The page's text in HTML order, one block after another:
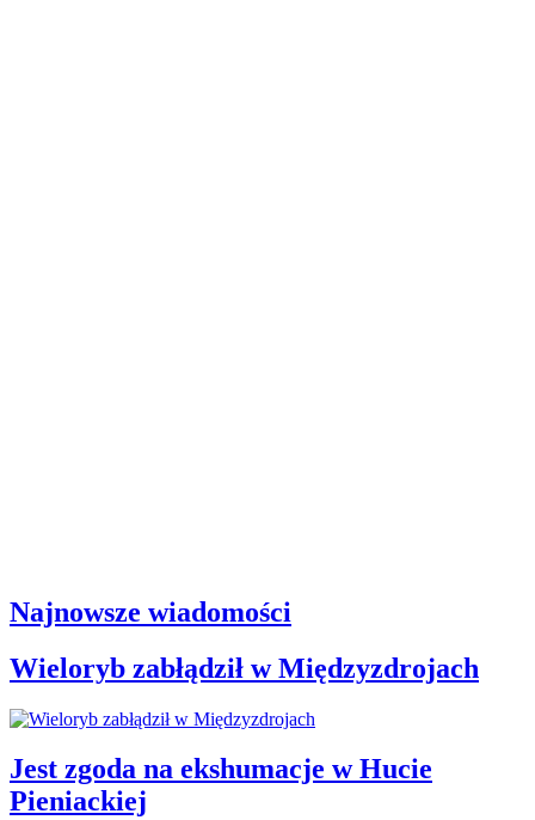
Najnowsze wiadomości
Wieloryb zabłądził w Międzyzdrojach
Jest zgoda na ekshumacje w Hucie
Pieniackiej